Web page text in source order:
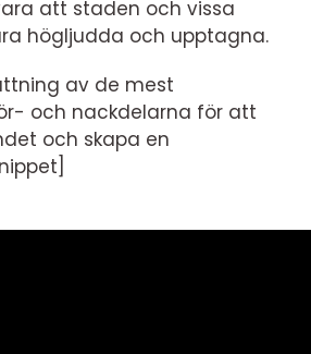
att staden och vissa
högljudda och upptagna.
av de mest
och nackdelarna för att
och skapa en